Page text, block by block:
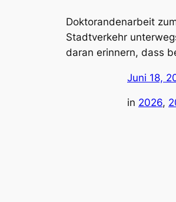
Doktorandenarbeit
Stadtverkehr
daran erinnern, dass
Juni 18,
in 2026,